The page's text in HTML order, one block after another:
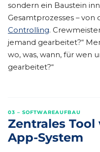
sondern ein Baustein
Gesamtprozesses – von
Controlling.
jemand gearbeitet?“
wo, was, wann, für wen
gearbeitet?“
03 – SOFTWAREAUFBAU
Zentrales Tool
App-System